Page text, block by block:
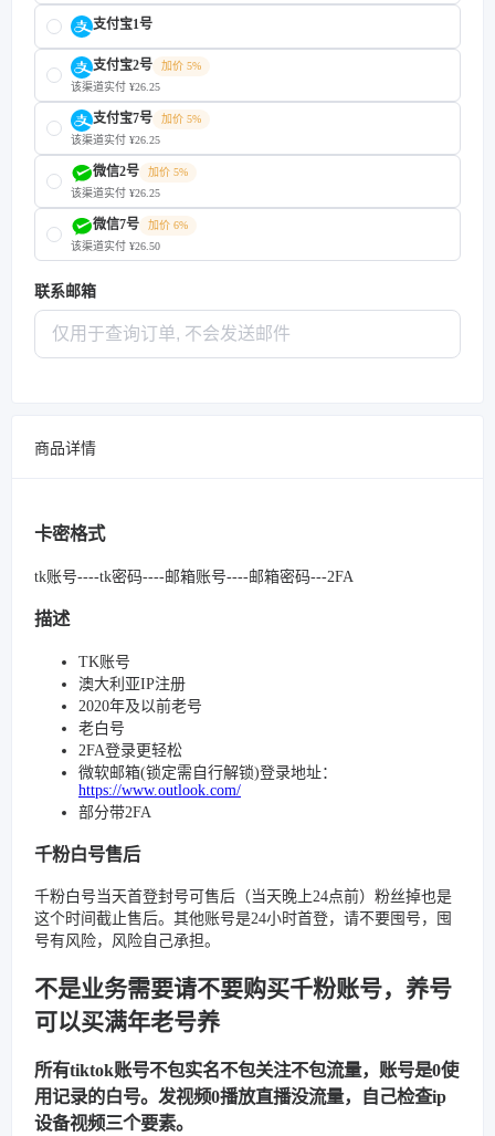
支付宝1号
支付宝2号
加价 5%
该渠道实付 ¥26.25
支付宝7号
加价 5%
该渠道实付 ¥26.25
微信2号
加价 5%
该渠道实付 ¥26.25
微信7号
加价 6%
该渠道实付 ¥26.50
联系邮箱
商品详情
卡密格式
tk账号----tk密码----邮箱账号----邮箱密码---2FA
描述
TK账号
澳大利亚IP注册
2020年及以前老号
老白号
2FA登录更轻松
微软邮箱(锁定需自行解锁)登录地址：
https://www.outlook.com/
部分带2FA
千粉白号售后
千粉白号当天首登封号可售后（当天晚上24点前）粉丝掉也是
这个时间截止售后。其他账号是24小时首登，请不要囤号，囤
号有风险，风险自己承担。
不是业务需要请不要购买千粉账号，养号
可以买满年老号养
所有tiktok账号不包实名不包关注不包流量，账号是0使
用记录的白号。发视频0播放直播没流量，自己检查ip
设备视频三个要素。